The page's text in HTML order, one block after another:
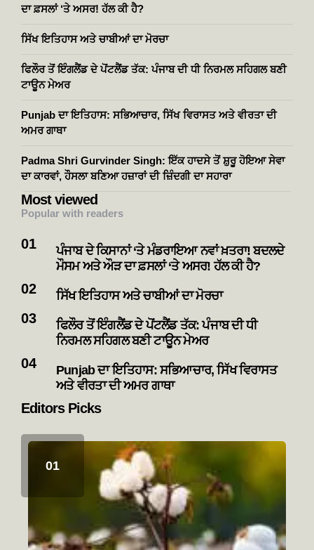
ਦਾ ਫ਼ਸਲਾਂ ‘ਤੇ ਅਸਰ! ਹੱਲ ਕੀ ਹੈ?
ਸਿੱਖ ਇਤਿਹਾਸ ਅਤੇ ਚਾਬੀਆਂ ਦਾ ਮੋਰਚਾ
ਫਿਲੌਰ ਤੋਂ ਇੰਗਲੈਂਡ ਦੇ ਪੋਂਟਲੈਂਡ ਤੱਕ: ਪੰਜਾਬ ਦੀ ਧੀ ਨਿਰਮਲ ਸਹਿਗਲ ਬਣੀ
ਟਾਊਨ ਮੇਅਰ
Punjab ਦਾ ਇਤਿਹਾਸ: ਸਭਿਆਚਾਰ, ਸਿੱਖ ਵਿਰਾਸਤ ਅਤੇ ਵੀਰਤਾ ਦੀ
ਅਮਰ ਗਾਥਾ
Padma Shri Gurvinder Singh: ਇੱਕ ਹਾਦਸੇ ਤੋਂ ਸ਼ੁਰੂ ਹੋਇਆ ਸੇਵਾ
ਦਾ ਕਾਰਵਾਂ, ਹੌਸਲਾ ਬਣਿਆ ਹਜ਼ਾਰਾਂ ਦੀ ਜ਼ਿੰਦਗੀ ਦਾ ਸਹਾਰਾ
Most viewed
Popular with readers
ਪੰਜਾਬ ਦੇ ਕਿਸਾਨਾਂ ‘ਤੇ ਮੰਡਰਾਇਆ ਨਵਾਂ ਖ਼ਤਰਾ! ਬਦਲਦੇ
ਮੌਸਮ ਅਤੇ ਔੜ ਦਾ ਫ਼ਸਲਾਂ ‘ਤੇ ਅਸਰ! ਹੱਲ ਕੀ ਹੈ?
ਸਿੱਖ ਇਤਿਹਾਸ ਅਤੇ ਚਾਬੀਆਂ ਦਾ ਮੋਰਚਾ
ਫਿਲੌਰ ਤੋਂ ਇੰਗਲੈਂਡ ਦੇ ਪੋਂਟਲੈਂਡ ਤੱਕ: ਪੰਜਾਬ ਦੀ ਧੀ
ਨਿਰਮਲ ਸਹਿਗਲ ਬਣੀ ਟਾਊਨ ਮੇਅਰ
Punjab ਦਾ ਇਤਿਹਾਸ: ਸਭਿਆਚਾਰ, ਸਿੱਖ ਵਿਰਾਸਤ
ਅਤੇ ਵੀਰਤਾ ਦੀ ਅਮਰ ਗਾਥਾ
Editors Picks